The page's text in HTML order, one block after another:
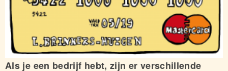
Als je een bedrijf hebt, zijn er verschillende